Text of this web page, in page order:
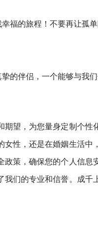
福的旅程！不要再让孤
的伴侣，一个能够与我
期望，为您量身定制个性
女性，还是在婚姻生活中
策，确保您的个人信息
我们的专业和信誉。成千